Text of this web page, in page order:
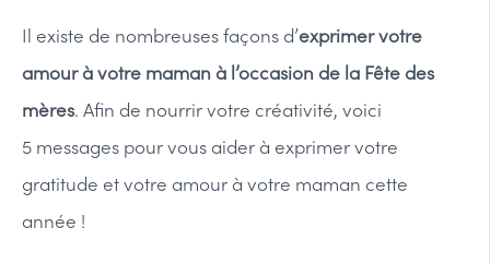
Il existe de nombreuses façons d’exprimer votre
amour à votre maman à l’occasion de la Fête des
mères. Afin de nourrir votre créativité, voici
5 messages pour vous aider à exprimer votre
gratitude et votre amour à votre maman cette
année !